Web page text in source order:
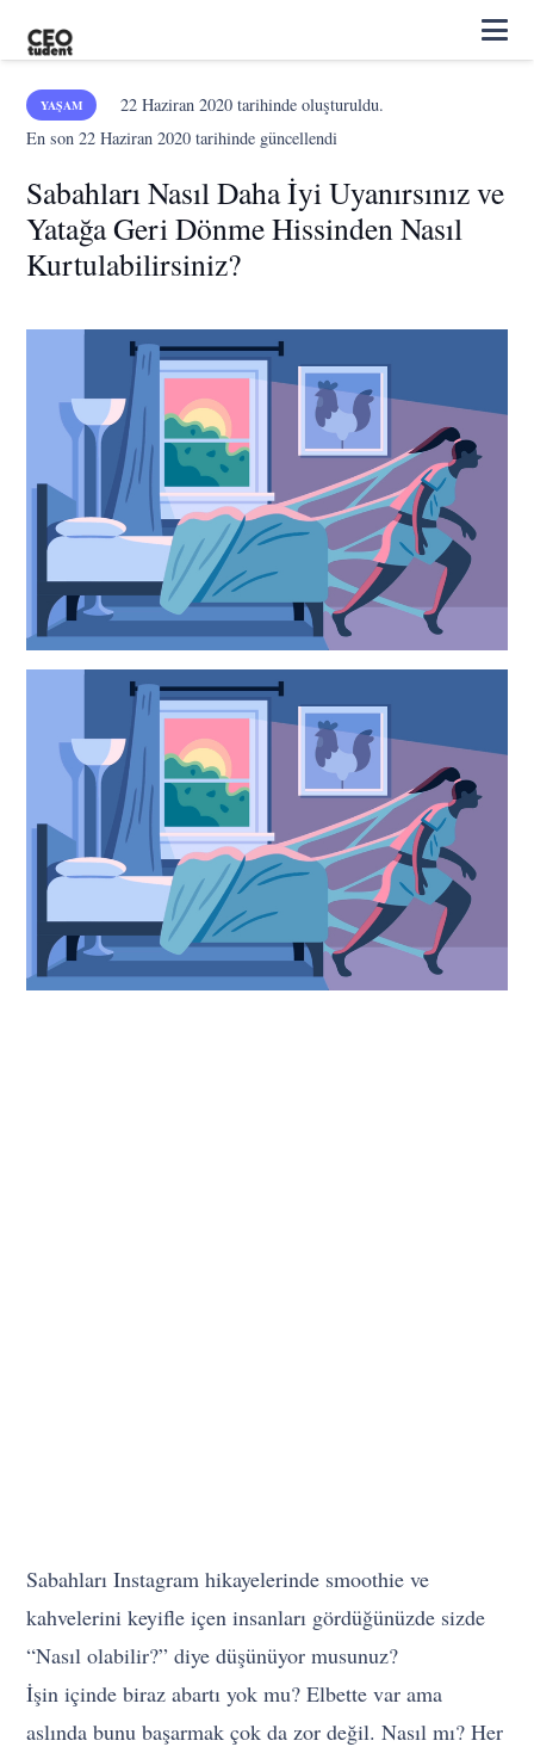
YAŞAM 22 Haziran 2020tarihinde oluşturuldu.
En son22 Haziran 2020 tarihinde güncellendi
Sabahları Nasıl Daha İyi Uyanırsınız ve
Yatağa Geri Dönme Hissinden Nasıl
Kurtulabilirsiniz?
Sabahları Instagram hikayelerinde smoothie ve
kahvelerini keyifle içen insanları gördüğünüzde sizde
“Nasıl olabilir?” diye düşünüyor musunuz?
İşin içinde biraz abartı yok mu? Elbette var ama
aslında bunu başarmak çok da zor değil. Nasıl mı? Her